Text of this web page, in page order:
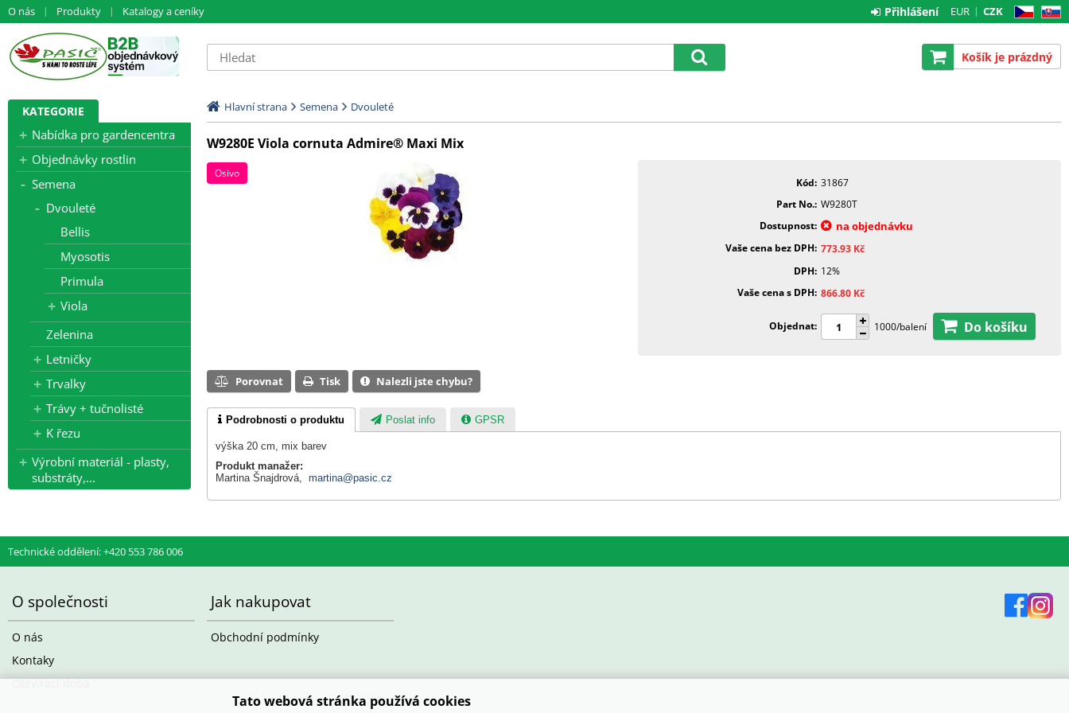
O nás Produkty Katalogy a ceníky CZ SK
EUR CZK
Přihlášení
Košík je prázdný
KATEGORIE
Nabídka pro gardencentra
Objednávky rostlin
Semena
Dvouleté
Bellis
Myosotis
Primula
Viola
Zelenina
Letničky
Trvalky
Trávy + tučnolisté
K řezu
Výrobní materiál - plasty,
substráty,...
Hlavní strana Semena Dvouleté
W9280E Viola cornuta Admire® Maxi Mix
Osivo
Kód 31867
Part No. W9280T
Dostupnost
na objednávku
Vaše cena bez DPH 773.93 Kč
DPH 12%
Vaše cena s DPH 866.80 Kč
Objednat 1000/balení Do košíku
Porovnat Tisk Nalezli jste chybu?
Podrobnosti o produktu Poslat info GPSR
výška 20 cm, mix barev
Produkt manažer:
Martina Šnajdrová, martina@pasic.cz
Technické oddělení: +420 553 786 006
O společnosti
O nás
Kontaky
Otevírací doba
Jak nakupovat
Obchodní podmínky
Tato webová stránka používá cookies